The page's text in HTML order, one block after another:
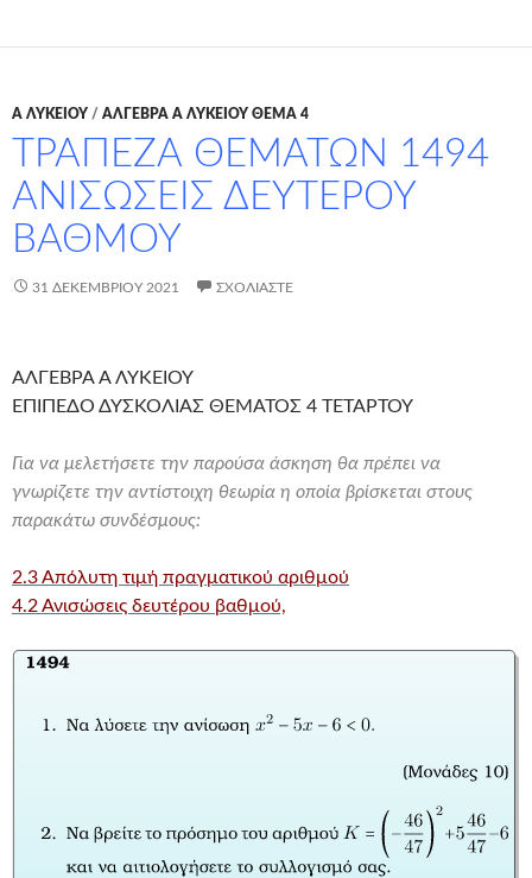
Α ΛΥΚΕΊΟΥ / ΑΛΓΕΒΡΑ Α ΛΥΚΕΙΟΥ ΘΕΜΑ 4
ΤΡΑΠΕΖΑ ΘΕΜΑΤΩΝ 1494
ΑΝΙΣΩΣΕΙΣ ΔΕΥΤΕΡΟΥ
ΒΑΘΜΟΥ
31 ΔΕΚΕΜΒΡΊΟΥ 2021 ΣΧΟΛΙΆΣΤΕ
ΑΛΓΕΒΡΑ Α ΛΥΚΕΙΟΥ
ΕΠΙΠΕΔΟ ΔΥΣΚΟΛΙΑΣ ΘΕΜΑΤΟΣ 4 ΤΕΤΑΡΤΟΥ
Για να μελετήσετε την παρούσα άσκηση θα πρέπει να
γνωρίζετε την αντίστοιχη θεωρία η οποία βρίσκεται στους
παρακάτω συνδέσμους:
2.3 Απόλυτη τιμή πραγματικού αριθμού
4.2 Ανισώσεις δευτέρου βαθμού,